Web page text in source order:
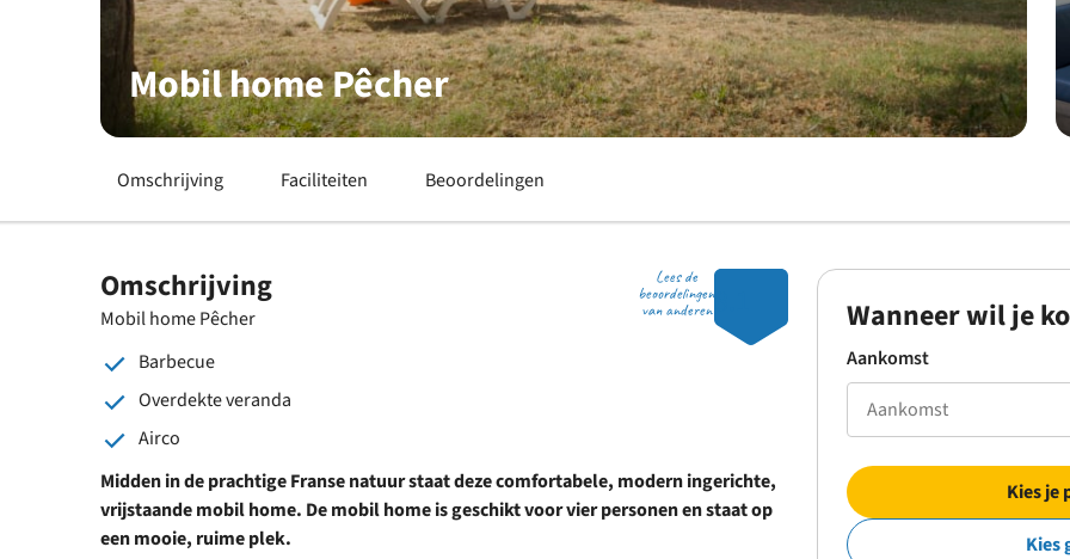
Mobil home Pêcher
Omschrijving Faciliteiten Beoordelingen
Lees de
beoordelingen
van anderen
Omschrijving
Mobil home Pêcher
Barbecue
Overdekte veranda
Airco
Midden in de prachtige Franse natuur staat deze comfortabele, modern ingerichte,
vrijstaande mobil home. De mobil home is geschikt voor vier personen en staat op
een mooie, ruime plek.
Wanneer wil je
Aankomst
Kies je
Kies